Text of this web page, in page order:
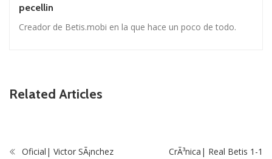
pecellin
Creador de Betis.mobi en la que hace un poco de todo.
Related Articles
Oficial| Victor SÃ¡nchez
CrÃ³nica| Real Betis 1-1